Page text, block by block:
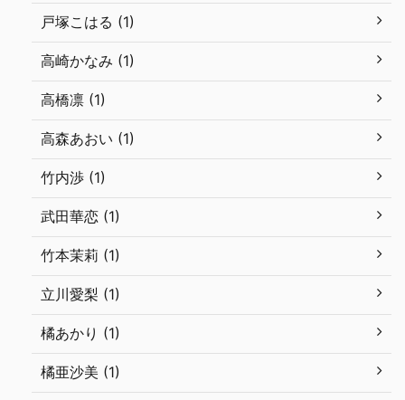
戸塚こはる (1)
高崎かなみ (1)
高橋凛 (1)
高森あおい (1)
竹内渉 (1)
武田華恋 (1)
竹本茉莉 (1)
立川愛梨 (1)
橘あかり (1)
橘亜沙美 (1)